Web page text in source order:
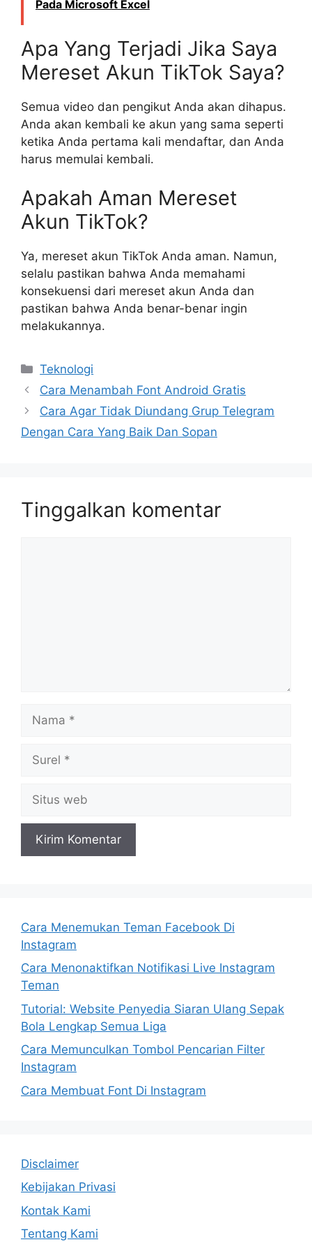
Pada Microsoft Excel
Apa Yang Terjadi Jika Saya
Mereset Akun TikTok Saya?
Semua video dan pengikut Anda akan dihapus.
Anda akan kembali ke akun yang sama seperti
ketika Anda pertama kali mendaftar, dan Anda
harus memulai kembali.
Apakah Aman Mereset
Akun TikTok?
Ya, mereset akun TikTok Anda aman. Namun,
selalu pastikan bahwa Anda memahami
konsekuensi dari mereset akun Anda dan
pastikan bahwa Anda benar-benar ingin
melakukannya.
Kategori
Teknologi
Cara Menambah Font Android Gratis
Cara Agar Tidak Diundang Grup Telegram
Dengan Cara Yang Baik Dan Sopan
Tinggalkan komentar
web
Cara Menemukan Teman Facebook Di
Instagram
Cara Menonaktifkan Notifikasi Live Instagram
Teman
Tutorial: Website Penyedia Siaran Ulang Sepak
Bola Lengkap Semua Liga
Cara Memunculkan Tombol Pencarian Filter
Instagram
Cara Membuat Font Di Instagram
Disclaimer
Kebijakan Privasi
Kontak Kami
Tentang Kami